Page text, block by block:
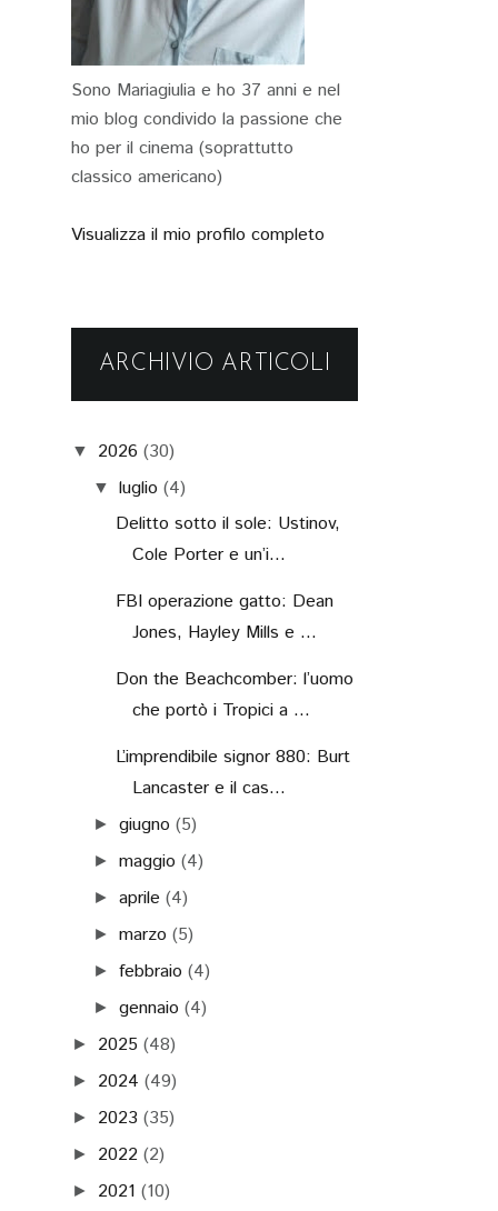
Sono Mariagiulia e ho 37 anni e nel
mio blog condivido la passione che
ho per il cinema (soprattutto
classico americano)
Visualizza il mio profilo completo
ARCHIVIO ARTICOLI
▼ 2026 (30)
▼ luglio (4)
Delitto sotto il sole: Ustinov,
Cole Porter e un’i...
FBI operazione gatto: Dean
Jones, Hayley Mills e ...
Don the Beachcomber: l’uomo
che portò i Tropici a ...
L’imprendibile signor 880: Burt
Lancaster e il cas...
►giugno (5)
►maggio (4)
►aprile (4)
►marzo (5)
►febbraio (4)
►gennaio (4)
► 2025 (48)
► 2024 (49)
► 2023 (35)
► 2022 (2)
► 2021 (10)